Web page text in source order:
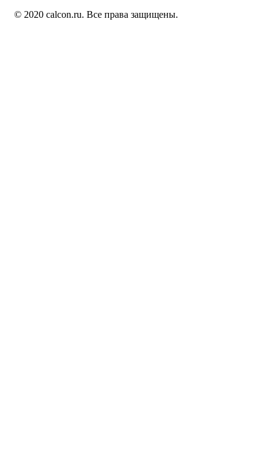
© 2020 calcon.ru. Все права защищены.